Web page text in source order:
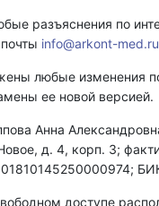
разъяснения по
info@arkont-med.ru
любые изменения
ее новой версией.
Анна
д. 4, корп. 3;
доступе